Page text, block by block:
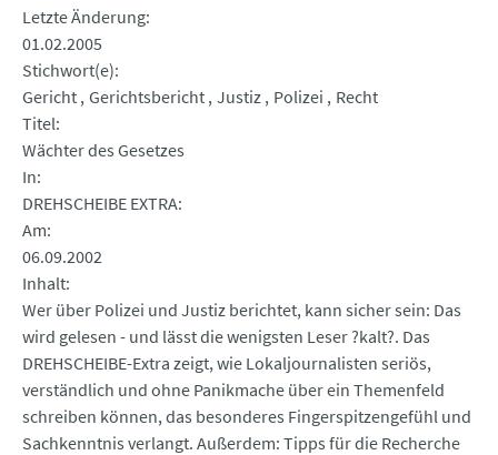
Letzte Änderung
01.02.2005
Stichwort(e)
Gericht Gerichtsbericht Justiz Polizei
Recht
Titel
Wächter des Gesetzes
In
DREHSCHEIBE EXTRA:
Am
06.09.2002
Inhalt
Wer über Polizei und Justiz berichtet, kann sicher sein: Das
wird gelesen - und lässt die wenigsten Leser ?kalt?. Das
DREHSCHEIBE-Extra zeigt, wie Lokaljournalisten seriös,
verständlich und ohne Panikmache über ein Themenfeld
schreiben können, das besonderes Fingerspitzengefühl und
Sachkenntnis verlangt. Außerdem: Tipps für die Recherche